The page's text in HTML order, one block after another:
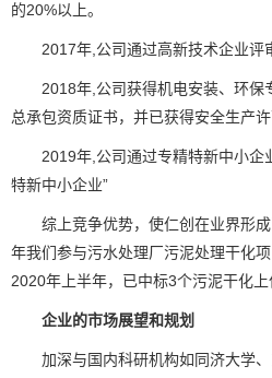
的20%以上。
2017年,公司通过高新技术企业评
2018年,公司获得机电安装、环保
总承包资质证书，并已获得安全生产许
2019年,公司通过专精特新中小企
特新中小企业”
综上竞争优势，使仁创在业界形
年我们参与污水处理厂污泥处理干化
2020年上半年，已中标3个污泥干化上
企业的市场展望和规划
加深与国内科研机构如同济大学